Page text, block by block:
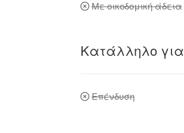
Με οικοδομική άδεια
Κατάλληλο για
Επένδυση